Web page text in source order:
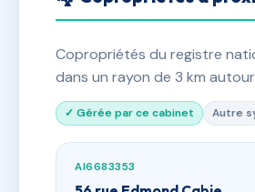
Copropriétés du registre
dans un rayon de 3 km
✓ Gérée par ce cabinet Autre
AI6683353